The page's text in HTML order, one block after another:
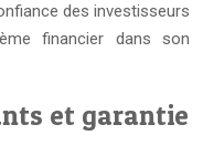
des investisseurs
financier dans son
et garantie